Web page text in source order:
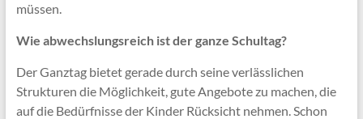
müssen.
Wie abwechslungsreich ist der ganze Schultag?
Der Ganztag bietet gerade durch seine verlässlichen
Strukturen die Möglichkeit, gute Angebote zu machen, die
auf die Bedürfnisse der Kinder Rücksicht nehmen. Schon